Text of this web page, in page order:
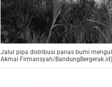
Jalur pipa distribusi panas bumi
Akmal Firmansyah/BandungBergerak.id)